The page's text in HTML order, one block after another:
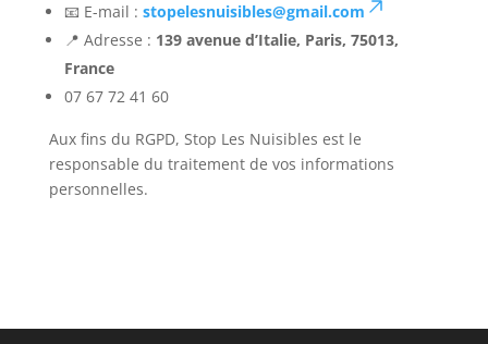
📧 E-mail : stopelesnuisibles@gmail.com
📍 Adresse : 139 avenue d’Italie, Paris, 75013,
France
07 67 72 41 60
Aux fins du RGPD, Stop Les Nuisibles est le
responsable du traitement de vos informations
personnelles.